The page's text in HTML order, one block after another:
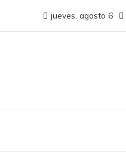
jueves, agosto 6